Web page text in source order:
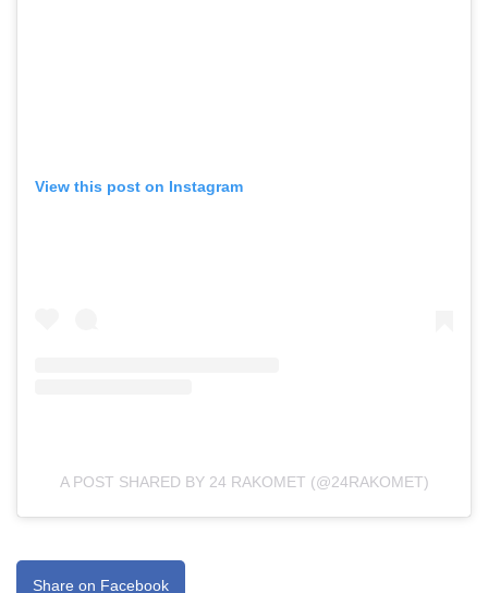
View this post on Instagram
A POST SHARED BY 24 RAKOMET (@24RAKOMET)
Share on Facebook